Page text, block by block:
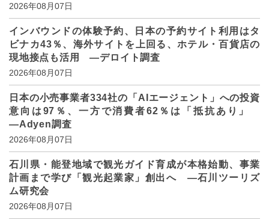
2026年08月07日
インバウンドの体験予約、日本の予約サイト利用はタ
ビナカ43％、海外サイトを上回る、ホテル・百貨店の
現地接点も活用 ―デロイト調査
2026年08月07日
日本の小売事業者334社の「AIエージェント」への投資
意向は97％、一方で消費者62％は「抵抗あり」
―Adyen調査
2026年08月07日
石川県・能登地域で観光ガイド育成が本格始動、事業
計画まで学び「観光起業家」創出へ ―石川ツーリズ
ム研究会
2026年08月07日